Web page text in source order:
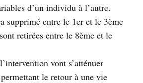
d’un individu à l’autre.
supprimé entre le 1er et le 3ème
retirées entre le 8ème et le
vont s’atténuer
le retour à une vie